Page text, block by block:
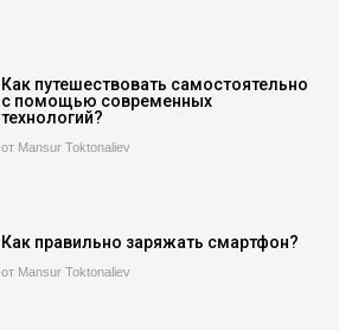
Как путешествовать самостоятельно
с помощью современных
технологий?
от Mansur Toktonaliev
Как правильно заряжать смартфон?
от Mansur Toktonaliev